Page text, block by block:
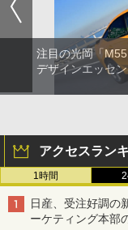
注目の光岡「
デザインエッセ
アクセスラン
1時間
日産、受注好調の
ーケティング本部